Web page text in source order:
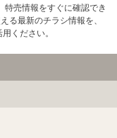
特売情報をすぐに確認でき
る最新のチラシ情報を、
ください。